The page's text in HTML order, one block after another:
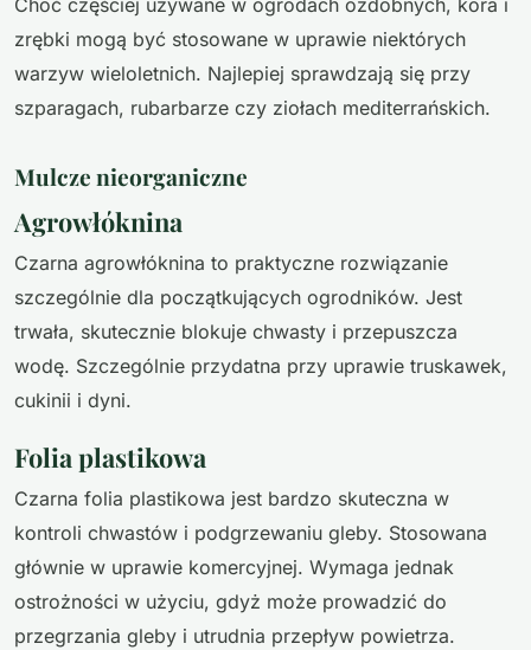
zrębki mogą być stosowane w uprawie niektórych
warzyw wieloletnich. Najlepiej sprawdzają się przy
szparagach, rubarbarze czy ziołach mediterrańskich.
Mulcze nieorganiczne
Agrowłóknina
Czarna agrowłóknina to praktyczne rozwiązanie
szczególnie dla początkujących ogrodników. Jest
trwała, skutecznie blokuje chwasty i przepuszcza
wodę. Szczególnie przydatna przy uprawie truskawek,
cukinii i dyni.
Folia plastikowa
Czarna folia plastikowa jest bardzo skuteczna w
kontroli chwastów i podgrzewaniu gleby. Stosowana
głównie w uprawie komercyjnej. Wymaga jednak
ostrożności w użyciu, gdyż może prowadzić do
przegrzania gleby i utrudnia przepływ powietrza.